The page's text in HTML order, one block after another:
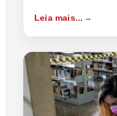
Leia mais...